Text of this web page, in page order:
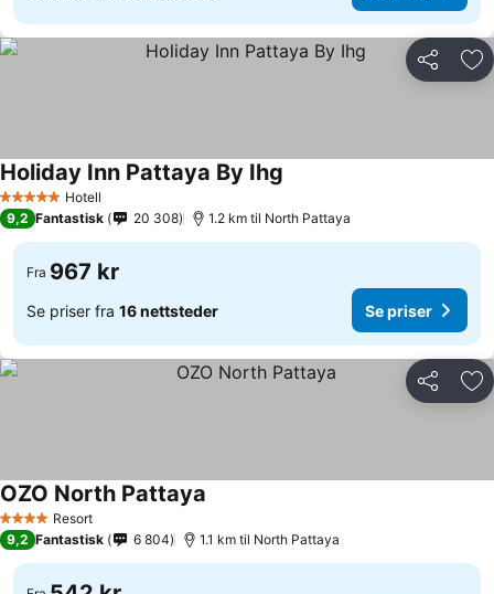
Del
5 Stjerner Hotell
Holiday Inn Pattaya By Ihg
9,2 Fantastisk 20 308 1.2 km til North Pattaya
Fra 967 kr
Se priser fra 16 nettsteder Se priser
Del
4 StjernerResort
OZO North Pattaya
9,2 Fantastisk 6 804 1.1 km til North Pattaya